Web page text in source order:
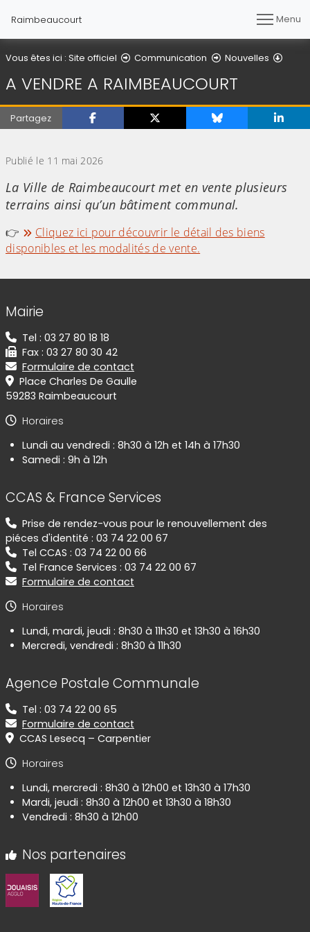
Raimbeaucourt Menu
Vous êtes ici : Site officiel Communication Nouvelles
A VENDRE A RAIMBEAUCOURT
Partagez
Publié le 11 mai 2026
La Ville de Raimbeaucourt met en vente plusieurs
terrains ainsi qu’un bâtiment communal.
👉
Cliquez ici pour découvrir le détail des biens
disponibles et les modalités de vente.
Informations de contact
Mairie
Tel : 03 27 80 18 18
Fax : 03 27 80 30 42
Formulaire de contact
Place Charles De Gaulle
59283 Raimbeaucourt
Horaires
Lundi au vendredi : 8h30 à 12h et 14h à 17h30
Samedi : 9h à 12h
CCAS & France Services
Prise de rendez-vous pour le renouvellement des
piéces d'identité : 03 74 22 00 67
Tel CCAS : 03 74 22 00 66
Tel France Services : 03 74 22 00 67
Formulaire de contact
Horaires
Lundi, mardi, jeudi : 8h30 à 11h30 et 13h30 à 16h30
Mercredi, vendredi : 8h30 à 11h30
Agence Postale Communale
Tel : 03 74 22 00 65
Formulaire de contact
CCAS Lesecq – Carpentier
Horaires
Lundi, mercredi : 8h30 à 12h00 et 13h30 à 17h30
Mardi, jeudi : 8h30 à 12h00 et 13h30 à 18h30
Vendredi : 8h30 à 12h00
Nos partenaires